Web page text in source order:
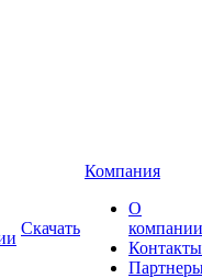
Скачать
Компания
О
компании
Контакты